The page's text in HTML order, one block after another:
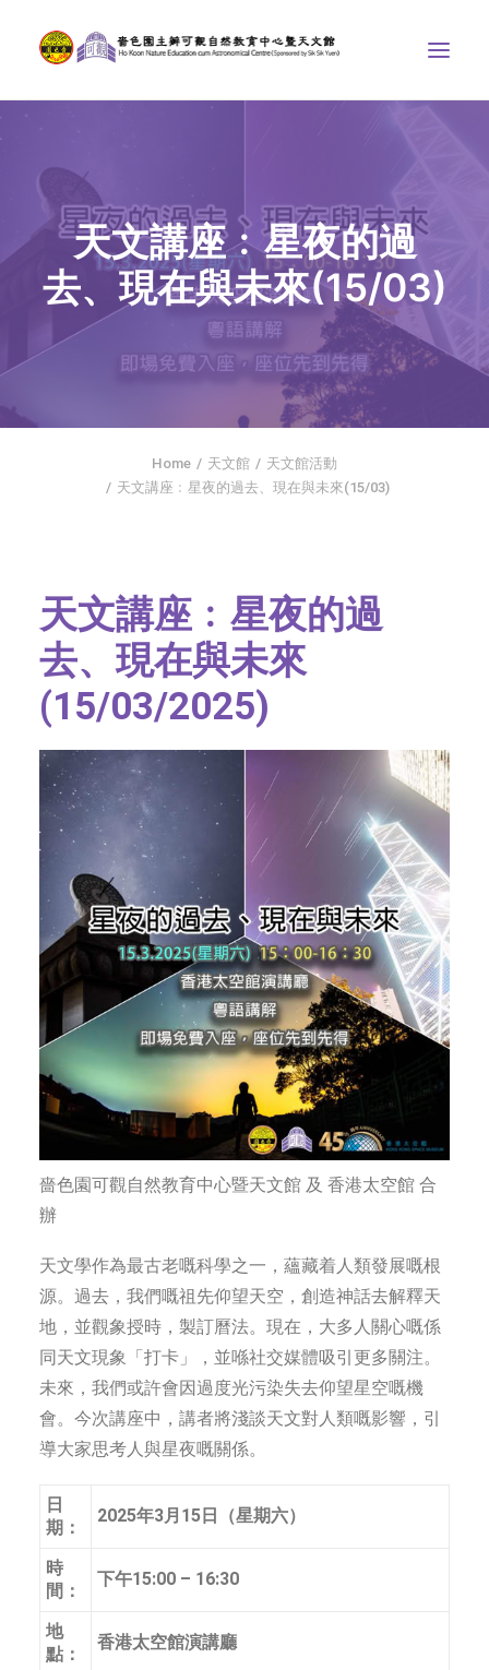
學界課程
天文館
博物天地
比賽/專題計劃
聯絡我們
天文講座﹕星夜的過
去、現在與未來(15/03)
Home 天文館
天文館活動
天文講座﹕星夜的過去、現在與未來(15/03)
天文講座﹕星夜的過
去、現在與未來
(15/03/2025)
嗇色園可觀自然教育中心暨天文館 及 香港太空館 合
辦
天文學作為最古老嘅科學之一，蘊藏着人類發展嘅根
源。過去，我們嘅祖先仰望天空，創造神話去解釋天
地，並觀象授時，製訂曆法。現在，大多人關心嘅係
同天文現象「打卡」，並喺社交媒體吸引更多關注。
未來，我們或許會因過度光污染失去仰望星空嘅機
會。今次講座中，講者將淺談天文對人類嘅影響，引
導大家思考人與星夜嘅關係。
日
期：
2025年3月15日（星期六）
時
間：
下午15:00 – 16:30
地
點：
香港太空館演講廳